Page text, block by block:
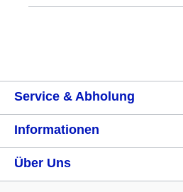
Service & Abholung
Informationen
Über Uns